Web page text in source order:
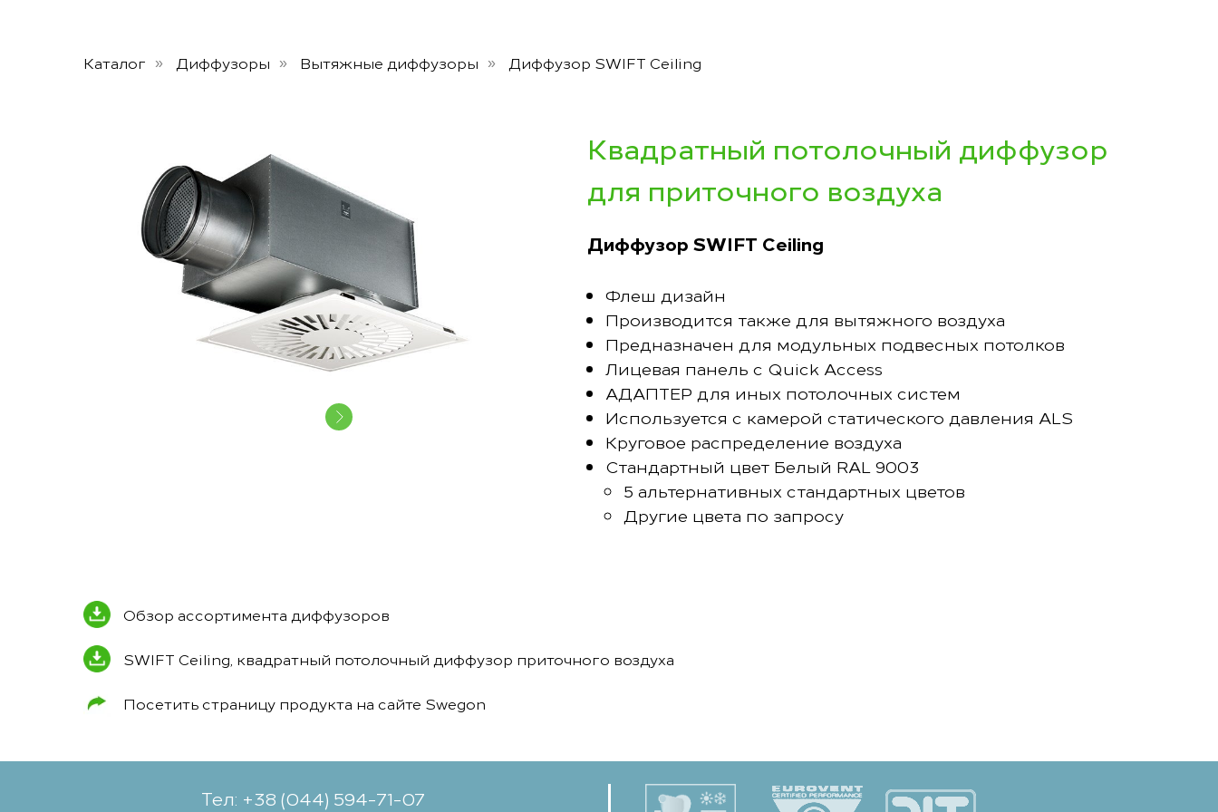
Каталог » Диффузоры » Вытяжные диффузоры » Диффузор SWIFT Ceiling
Квадратный потолочный диффузор
для приточного воздуха
Диффузор SWIFT Ceiling
Флеш дизайн
Производится также для вытяжного воздуха
Предназначен для модульных подвесных потолков
Лицевая панель с Quick Access
АДАПТЕР для иных потолочных систем
Используется с камерой статического давления ALS
Круговое распределение воздуха
Стандартный цвет Белый RAL 9003
5 альтернативных стандартных цветов
Другие цвета по запросу
Обзор ассортимента диффузоров
SWIFT Ceiling, квадратный потолочный диффузор приточного воздуха
Посетить страницу продукта на сайте Swegon
Тел: +38 (044) 594-71-07